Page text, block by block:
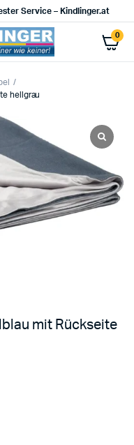
Service – Kindlinger.at
0
hellgrau
mit Rückseite